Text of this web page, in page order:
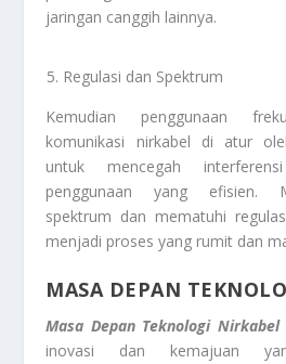
jaringan canggih lainnya.
Regulasi dan Spektrum
Kemudian penggunaan
komunikasi nirkabel di atur
untuk mencegah
penggunaan yang efisien.
spektrum dan mematuhi
menjadi proses yang rumit dan
MASA DEPAN
Masa Depan Teknologi Nirkabel
inovasi dan kemajuan